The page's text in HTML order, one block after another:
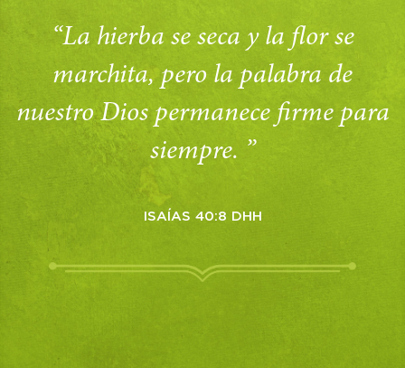
“La hierba se seca y la flor se
marchita, pero la palabra de
nuestro Dios permanece firme para
siempre. ”
ISAÍAS 40:8 DHH